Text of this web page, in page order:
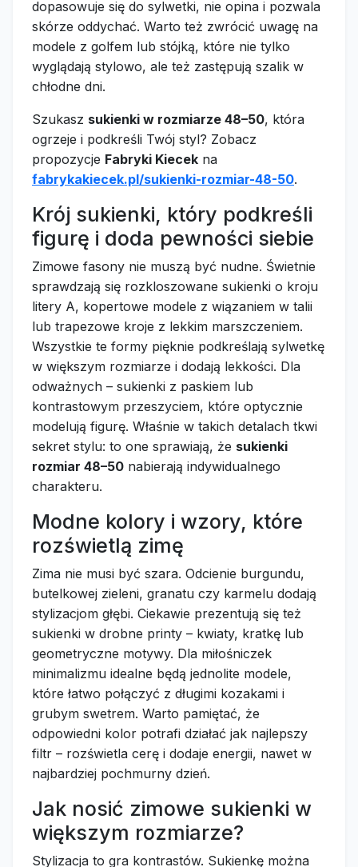
dopasowuje się do sylwetki, nie opina i pozwala
skórze oddychać. Warto też zwrócić uwagę na
modele z golfem lub stójką, które nie tylko
wyglądają stylowo, ale też zastępują szalik w
chłodne dni.
Szukasz sukienki w rozmiarze 48–50, która
ogrzeje i podkreśli Twój styl? Zobacz
propozycje Fabryki Kiecek na
fabrykakiecek.pl/sukienki-rozmiar-48-50.
Krój sukienki, który podkreśli
figurę i doda pewności siebie
Zimowe fasony nie muszą być nudne. Świetnie
sprawdzają się rozkloszowane sukienki o kroju
litery A, kopertowe modele z wiązaniem w talii
lub trapezowe kroje z lekkim marszczeniem.
Wszystkie te formy pięknie podkreślają sylwetkę
w większym rozmiarze i dodają lekkości. Dla
odważnych – sukienki z paskiem lub
kontrastowym przeszyciem, które optycznie
modelują figurę. Właśnie w takich detalach tkwi
sekret stylu: to one sprawiają, że sukienki
rozmiar 48–50 nabierają indywidualnego
charakteru.
Modne kolory i wzory, które
rozświetlą zimę
Zima nie musi być szara. Odcienie burgundu,
butelkowej zieleni, granatu czy karmelu dodają
stylizacjom głębi. Ciekawie prezentują się też
sukienki w drobne printy – kwiaty, kratkę lub
geometryczne motywy. Dla miłośniczek
minimalizmu idealne będą jednolite modele,
które łatwo połączyć z długimi kozakami i
grubym swetrem. Warto pamiętać, że
odpowiedni kolor potrafi działać jak najlepszy
filtr – rozświetla cerę i dodaje energii, nawet w
najbardziej pochmurny dzień.
Jak nosić zimowe sukienki w
większym rozmiarze?
Stylizacja to gra kontrastów. Sukienkę można